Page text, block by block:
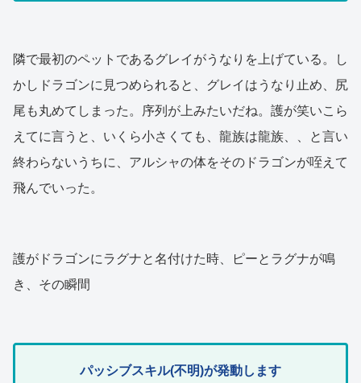
隣で最初のペットであるグレイがうなりを上げている。し
かしドラゴンに見つめられると、グレイはうなり止め、尻
尾も丸めてしまった。序列が上みたいだね。護が笑いこら
えてに言うと、いくら小さくても、龍族は龍族、、と言い
終わらないうちに、アルシャの体をそのドラゴンが咥えて
飛んでいった。
護がドラゴンにラグナと名付けた時、ピーとラグナが鳴
き、その瞬間
パッシブスキル(不明)が発動します